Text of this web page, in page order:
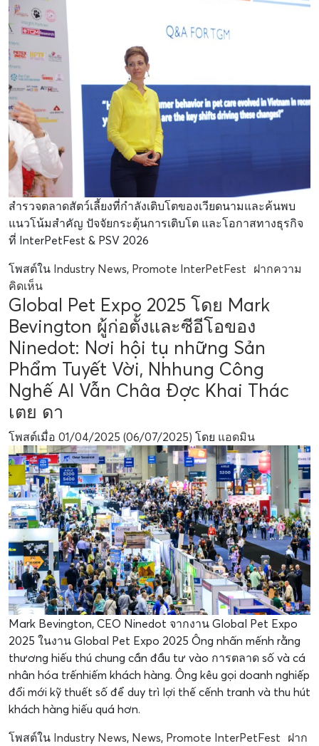
สำรวจตลาดสัตว์เลี้ยงที่กำลังเติบโตของเวียดนามและค้นพบ
แนวโน้มสำคัญ ปัจจัยกระตุ้นการเติบโต และโอกาสทางธุรกิจ
ที่ InterPetFest & PSV 2026
โพสต์ใน Industry News, Promote InterPetFest ฝากความ
คิดเห็น
Global Pet Expo 2025 โดย Mark
Bevington ผู้ก่อตั้งและซีอีโอของ
Ninedot: Nơi hội tụ những Sản
Phẩm Tuyết Vời, Nhhung Công
Nghế AI Vẫn Châa Đợc Khai Thác
เตย ดา
โพสต์เมื่อ 01/04/2025 (06/07/2025) โดย แอดมิน
Mark Bevington, CEO Ninedot จากงาน Global Pet Expo
2025 ในงาน Global Pet Expo 2025 Ông nhấn mếnh rằng
thương hiếu thú chung cần đầu tư vào การตลาด số và cá
nhân hóa trếnhiếm khách hàng. Ông kêu gọi doanh nghiếp
đổi mới kỹ thuết số để duy trì lợi thế cếnh tranh và thu hút
khách hàng hiếu quá hơn.
โพสต์ใน Industry News, News, Promote InterPetFest ฝาก